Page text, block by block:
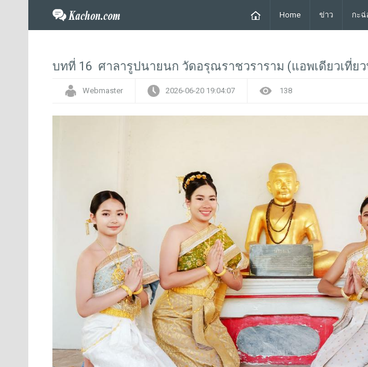
Home ข่าว กะฉ่
บทที่ 16 ศาลารูปนายนก วัดอรุณราชวราราม (แอพเดียวเที่ย
Webmaster 2026-06-20 19:04:07 138